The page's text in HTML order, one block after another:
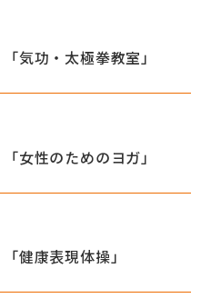
気功・太極拳教室」
女性のためのヨガ」
健康表現体操」